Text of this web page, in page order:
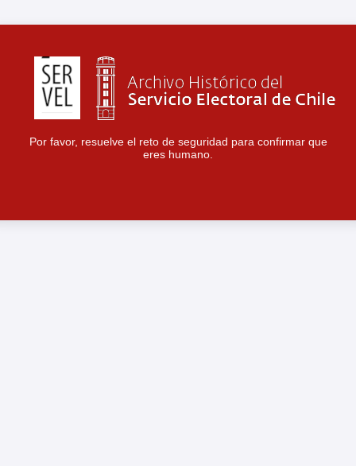
Por favor, resuelve el reto de seguridad para confirmar que
eres humano.